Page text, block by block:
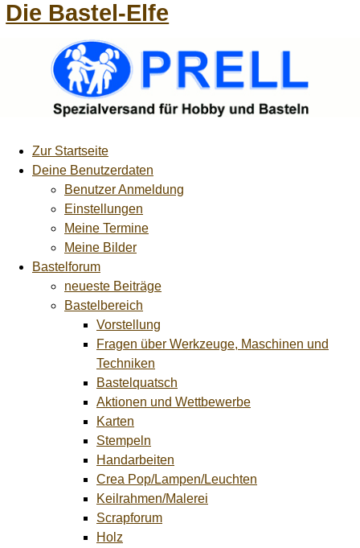
Die Bastel-Elfe
Zur Startseite
Deine Benutzerdaten
Benutzer Anmeldung
Einstellungen
Meine Termine
Meine Bilder
Bastelforum
neueste Beiträge
Bastelbereich
Vorstellung
Fragen über Werkzeuge, Maschinen und
Techniken
Bastelquatsch
Aktionen und Wettbewerbe
Karten
Stempeln
Handarbeiten
Crea Pop/Lampen/Leuchten
Keilrahmen/Malerei
Scrapforum
Holz